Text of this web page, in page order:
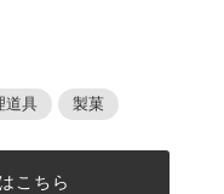
道具 製菓
こちら